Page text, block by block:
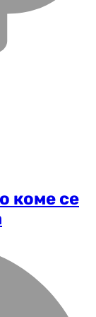
коме се